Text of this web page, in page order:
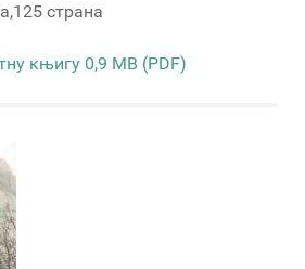
страна
књигу 0,9 MB (PDF)